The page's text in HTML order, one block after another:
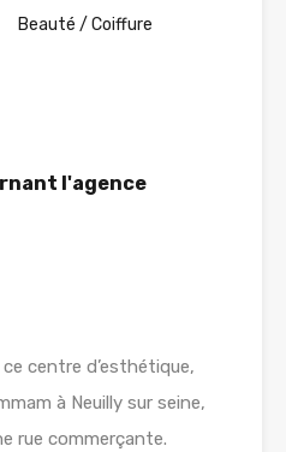
Beauté / Coiffure
l'agence
centre d’esthétique,
à Neuilly sur seine,
rue commerçante.